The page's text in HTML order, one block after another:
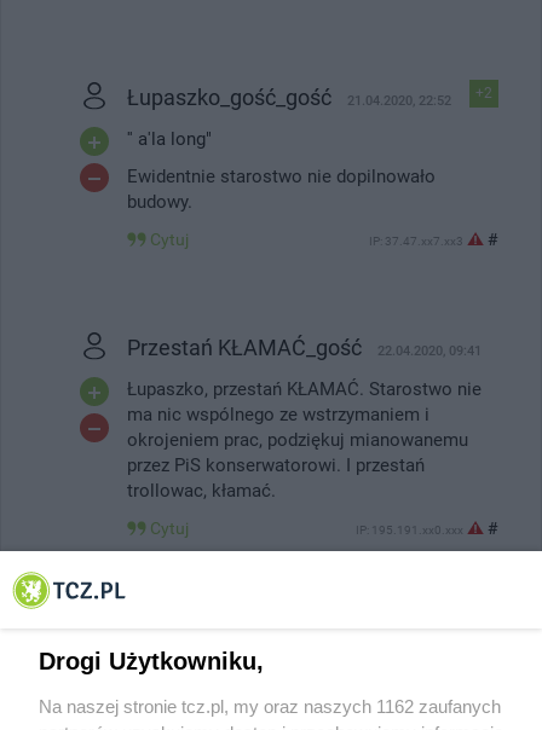
+2
Łupaszko_gość_gość 21.04.2020, 22:52
'' a'la long"
Ewidentnie starostwo nie dopilnowało
budowy.
Cytuj IP: 37.47.xx7.xx3 #
Przestań KŁAMAĆ_gość 22.04.2020, 09:41
Łupaszko, przestań KŁAMAĆ. Starostwo nie
ma nic wspólnego ze wstrzymaniem i
okrojeniem prac, podziękuj mianowanemu
przez PiS konserwatorowi. I przestań
trollowac, kłamać.
Cytuj IP: 195.191.xx0.xxx #
PiS = PZPR
Igor Strzok został powołany na
Drogi Użytkowniku,
Na naszej stronie tcz.pl, my oraz naszych 1162 zaufanych